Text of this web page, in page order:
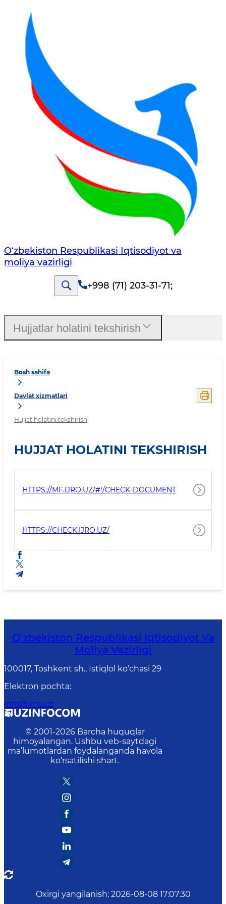
O‘zbekiston Respublikasi Iqtisodiyot va
moliya vazirligi
+998 (71) 203-31-71;
Bosh sahifa
Davlat xizmatlari
Hujjat holatini tekshirish
HUJJAT HOLATINI TEKSHIRISH
HTTPS://MF.IJRO.UZ/#!/CHECK-DOCUMENT
HTTPS://CHECK.IJRO.UZ/
Hujjatlar holatini tekshirish
O‘zbekiston Respublikasi Iqtisodiyot Va
Moliya Vazirligi
100017, Toshkent sh., Istiqlol ko‘chasi 29
Elektron pochta:
info@imv.uz
© 2001-2026 Barcha huquqlar
himoyalangan. Ushbu veb-saytdagi
ma’lumotlardan foydalanganda havola
ko‘rsatilishi shart.
Oxirgi yangilanish: 2026-08-08 17:07:30